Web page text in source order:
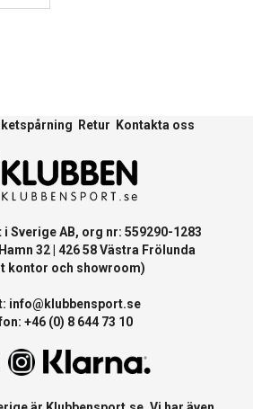
Retur Kontakta oss
AB, org nr: 559290-1283
32 | 426 58 Västra Frölunda
kontor och showroom)
info@klubbensport.se
+46 (0) 8 644 73 10